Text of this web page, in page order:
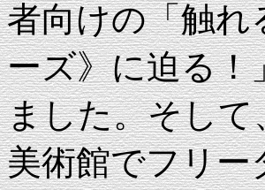
者向けの「触
ーズ》に迫る！
ました。そして
美術館でフリー